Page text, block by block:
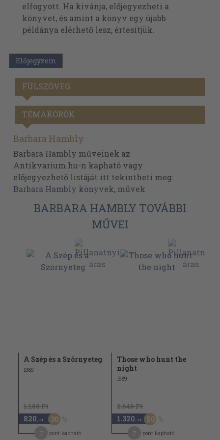
elfogyott. Ha kívánja, előjegyezheti a
könyvet, és amint a könyv egy újabb
példánya elérhető lesz, értesítjük.
Előjegyzem
FÜLSZÖVEG
TÉMAKÖRÖK
Barbara Hambly
Barbara Hambly műveinek az
Antikvarium.hu-n kapható vagy
előjegyezhető listáját itt tekintheti meg:
Barbara Hambly könyvek, művek
BARBARA HAMBLY TOVÁBBI
MŰVEI
A Szép és a Szörnyeteg
1989
1.180 Ft
820 ,-Ft 30
pont kapható
Those who hunt the
night
1989
2.640 Ft
1.320 ,-Ft 50
pont kapható